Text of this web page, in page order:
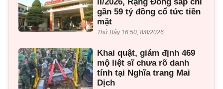
gần 59 tỷ đồng cổ tức tiền
mặt
Thứ Bảy 16:50, 8/8/2026
Khai quật, giám định 469
mộ liệt sĩ chưa rõ danh
tính tại Nghĩa trang Mai
Dịch